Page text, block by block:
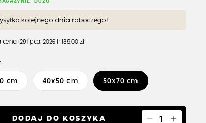
DUŻO
kolejnego dnia roboczego!
cena (29 lipca, 2026 ): 189,00 zł
cm 40x50 cm 50x70 cm
DODAJ DO KOSZYKA